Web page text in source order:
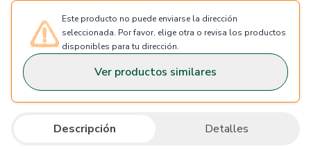
Este producto no puede enviarse la dirección
seleccionada. Por favor, elige otra o revisa los productos
disponibles para tu dirección.
Ver productos similares
Descripción Detalles